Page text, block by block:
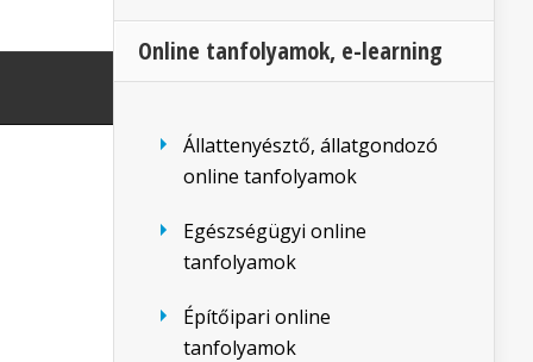
Online tanfolyamok, e-learning
Állattenyésztő, állatgondozó
online tanfolyamok
Egészségügyi online
tanfolyamok
Építőipari online
tanfolyamok